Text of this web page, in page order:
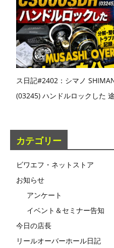
ス日記#2402：シマノ
(03245) ハンドルロックした
カテゴリー
ビワエフ・ネットストア
お知らせ
アンケート
イベント＆セミナー告知
今日の店長
リールオーバーホール日記